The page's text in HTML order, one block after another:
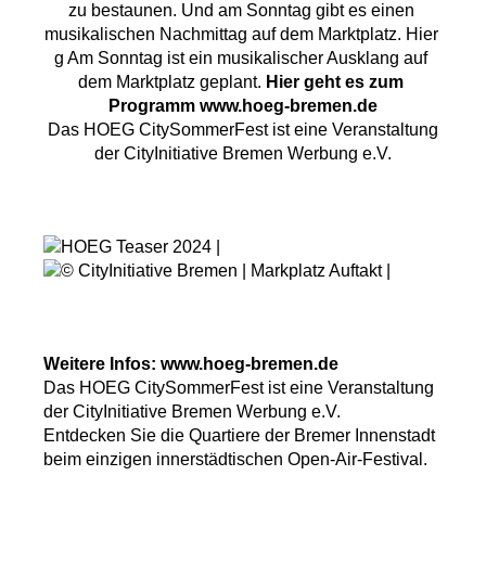
zu bestaunen. Und am Sonntag gibt es einen
musikalischen Nachmittag auf dem Marktplatz. Hier
g Am Sonntag ist ein musikalischer Ausklang auf
dem Marktplatz geplant. Hier geht es zum
Programm www.hoeg-bremen.de
Das HOEG CitySommerFest ist eine Veranstaltung
der CityInitiative Bremen Werbung e.V.
Weitere Infos: www.hoeg-bremen.de
Das HOEG CitySommerFest ist eine Veranstaltung
der CityInitiative Bremen Werbung e.V.
Entdecken Sie die Quartiere der Bremer Innenstadt
beim einzigen innerstädtischen Open-Air-Festival.